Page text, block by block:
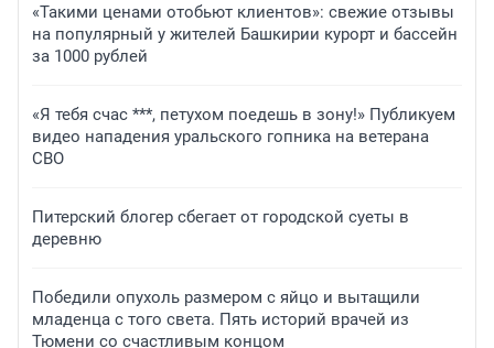
«Такими ценами отобьют клиентов»: свежие отзывы
на популярный у жителей Башкирии курорт и бассейн
за 1000 рублей
«Я тебя счас ***, петухом поедешь в зону!» Публикуем
видео нападения уральского гопника на ветерана
СВО
Питерский блогер сбегает от городской суеты в
деревню
Победили опухоль размером с яйцо и вытащили
младенца с того света. Пять историй врачей из
Тюмени со счастливым концом